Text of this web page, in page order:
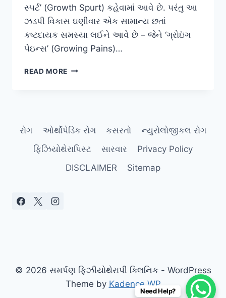
સ્પર્ટ’ (Growth Spurt) કહેવામાં આવે છે. પરંતુ આ
ઝડપી વિકાસ ઘણીવાર એક સામાન્ય છતાં
કષ્ટદાયક સમસ્યા લઈને આવે છે – જેને ‘ગ્રોઇંગ
પેઇન્સ’ (Growing Pains)…
READ MORE ૧૨
વિકાસ
ઝડપી
થવાથી
થતા
રોગ ઓર્થોપેડિક રોગ કસરતો
ન્યુરોલોજીકલ રોગ
ફિઝિયોથેરાપિસ્ટ
સારવાર
Privacy Policy
DISCLAIMER
Sitemap
© 2026 સમર્પણ ફિઝીયોથેરાપી ક્લિનિક - WordPress
Theme by Kadence WP
Need Help?